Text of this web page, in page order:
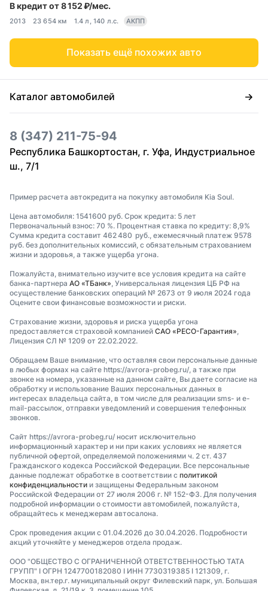
В кредит от 8 152 ₽/мес.
2013 23 654 км 1.4 л, 140 л.с. АКПП
Показать ещё похожих авто
Каталог автомобилей
8 (347) 211-75-94
Республика Башкортостан, г. Уфа, Индустриальное
ш., 7/1
Пример расчета автокредита на покупку автомобиля Kia Soul.
Цена автомобиля: 1541600 руб. Срок кредита: 5 лет
Первоначальный взнос: 70 %. Процентная ставка по кредиту: 8,9%
Сумма кредита составит 462 480 руб., ежемесячный платеж 9578
руб. без дополнительных комиссий, с обязательным страхованием
жизни и здоровья, а также ущерба угона.
Пожалуйста, внимательно изучите все условия кредита на сайте
банка-партнера АО «ТБанк», Универсальная лицензия ЦБ РФ на
осуществление банковских операций № 2673 от 9 июля 2024 года
Оцените свои финансовые возможности и риски.
Страхование жизни, здоровья и риска ущерба угона
предоставляется страховой компанией САО «РЕСО-Гарантия»,
Лицензия СЛ № 1209 от 22.02.2022.
Обращаем Ваше внимание, что оставляя свои персональные данные
в любых формах на сайте https://avrora-probeg.ru/, а также при
звонке на номера, указанные на данном сайте, Вы даете согласие на
обработку и использование Ваших персональных данных в
интересах владельца сайта, в том числе для реализации sms- и e-
mail-рассылок, отправки уведомлений и совершения телефонных
звонков.
Сайт https://avrora-probeg.ru/ носит исключительно
информационный характер и ни при каких условиях не является
публичной офертой, определяемой положениями ч. 2 ст. 437
Гражданского кодекса Российской Федерации. Все персональные
данные подлежат обработке в соответствии с политикой
конфиденциальности и защищены Федеральным законом
Российской Федерации от 27 июля 2006 г. № 152-ФЗ. Для получения
подробной информации о стоимости автомобилей, пожалуйста,
обращайтесь к менеджерам автосалона.
Срок проведения акции с 01.04.2026 до 30.04.2026. Подробности
акций уточняйте у менеджеров отдела продаж.
ООО "ОБЩЕСТВО С ОГРАНИЧЕННОЙ ОТВЕТСТВЕННОСТЬЮ ТАТА
ГРУПП" I ОГРН 1247700182080 I ИНН 7730319385 I 121309, г.
Москва, вн.тер.г. муниципальный округ Филевский парк, ул. Большая